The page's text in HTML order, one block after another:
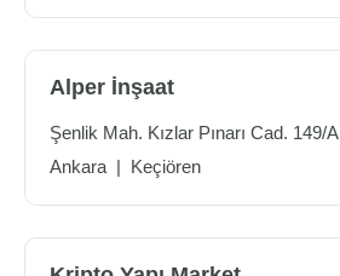
Alper İnşaat
Şenlik Mah. Kızlar Pınarı Cad. 149/A
Ankara | Keçiören